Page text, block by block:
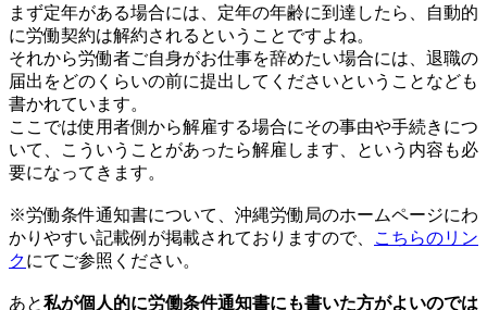
まず定年がある場合には、定年の年齢に到達したら、自動的
に労働契約は解約されるということですよね。
それから労働者ご自身がお仕事を辞めたい場合には、退職の
届出をどのくらいの前に提出してくださいということなども
書かれています。
ここでは使用者側から解雇する場合にその事由や手続きにつ
いて、こういうことがあったら解雇します、という内容も必
要になってきます。
※労働条件通知書について、沖縄労働局のホームページにわ
かりやすい記載例が掲載されておりますので、
こちらのリン
クにてご参照ください。
あと私が個人的に労働条件通知書にも書いた方がよいのでは